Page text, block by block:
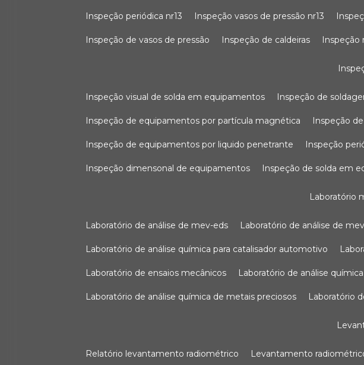
inspeção periódica nr13 inspeção vasos de pressão nr13
inspeção de vasos de pressão inspeção de caldeiras inspeção
inspeção visual de solda em equipamentos inspeção de
inspeção de equipamentos por partícula magnética inspeção
inspeção de equipamentos por liquido penetrante inspeção
inspeção dimensonal de equipamentos inspeção de solda em
laboratório
laboratório de análise de mev-eds laboratório de análise de
laboratório de análise química para catalisador automotivo
laboratório de ensaios mecânicos laboratório de análise
laboratório de análise química de metais preciosos laboratório
relatório levantamento radiométrico levantamento